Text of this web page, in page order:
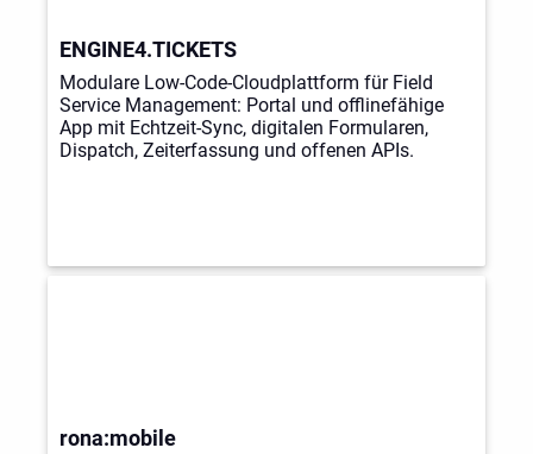
ENGINE4.TICKETS
Modulare Low-Code-Cloudplattform für Field
Service Management: Portal und offlinefähige
App mit Echtzeit-Sync, digitalen Formularen,
Dispatch, Zeiterfassung und offenen APIs.
rona:mobile